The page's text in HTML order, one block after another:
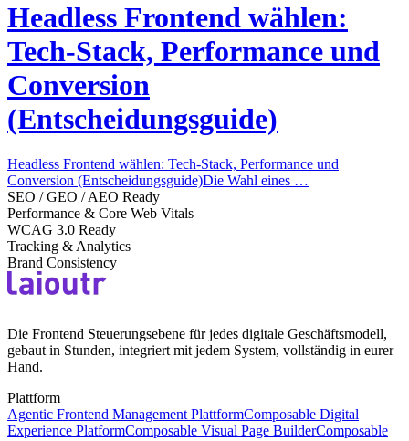
Headless Frontend wählen:
Tech-Stack, Performance und
Conversion
(Entscheidungsguide)
Headless Frontend wählen: Tech-Stack, Performance und
Conversion (Entscheidungsguide)Die Wahl eines …
SEO / GEO / AEO Ready
Performance & Core Web Vitals
WCAG 3.0 Ready
Tracking & Analytics
Brand Consistency
Die Frontend Steuerungsebene für jedes digitale Geschäftsmodell,
gebaut in Stunden, integriert mit jedem System, vollständig in eurer
Hand.
Plattform
Agentic Frontend Management PlattformComposable Digital
Experience PlatformComposable Visual Page BuilderComposable